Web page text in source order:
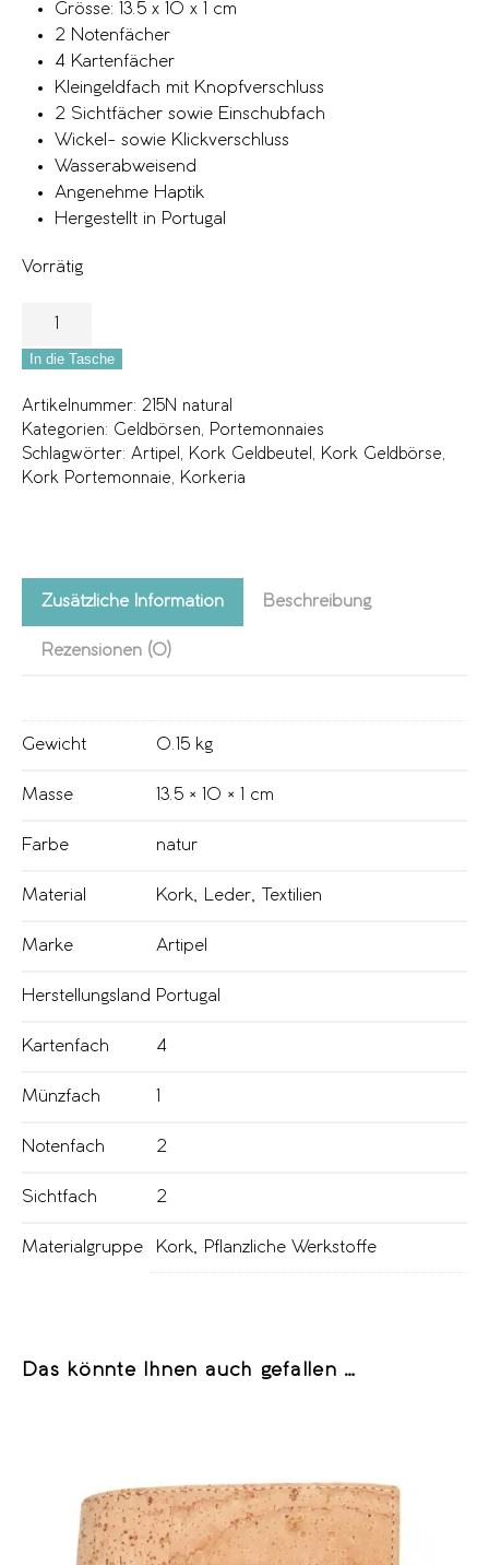
Grösse: 13.5 x 10 x 1 cm
2 Notenfächer
4 Kartenfächer
Kleingeldfach mit Knopfverschluss
2 Sichtfächer sowie Einschubfach
Wickel- sowie Klickverschluss
Wasserabweisend
Angenehme Haptik
Hergestellt in Portugal
Vorrätig
In die Tasche
Artikelnummer: 215N natural
Kategorien: Geldbörsen, Portemonnaies
Schlagwörter: Artipel , Kork Geldbeutel , Kork Geldbörse,
Kork Portemonnaie, Korkeria
Zusätzliche Information Beschreibung
Rezensionen (0)
Gewicht 0.15 kg
Masse 13.5 × 10 × 1 cm
Farbe natur
Material Kork, Leder, Textilien
Marke Artipel
Herstellungsland Portugal
Kartenfach 4
Münzfach
Notenfach 2
Sichtfach 2
Materialgruppe Kork, Pflanzliche Werkstoffe
Das könnte Ihnen auch gefallen …